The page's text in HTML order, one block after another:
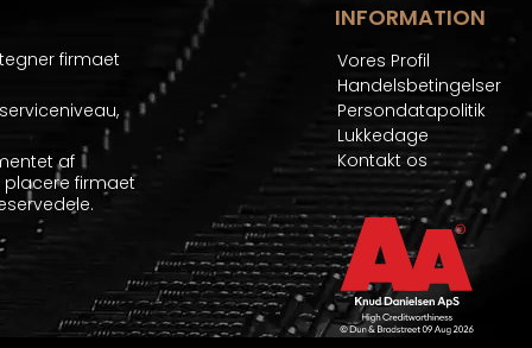
firmaet
af
placere firmaet
INFORMATION
Vores Profil
Handelsbetingelser
Persondatapolitik
Lukkedage
Kontakt os